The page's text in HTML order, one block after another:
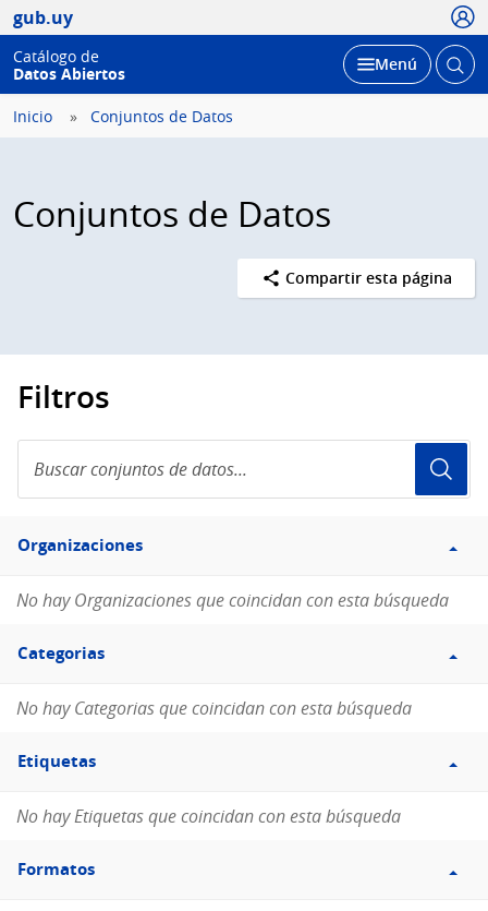
gub.uy
Catálogo de
Datos Abiertos
Desplegar
Menú Abrir
Inicio Conjuntos de Datos
Conjuntos de Datos
Compartir esta página
Filtros
conjuntos
de
Filtro
Organizaciones
Organizaciones
No hay Organizaciones que coincidan con esta búsqueda
Filtro
Categorias
Categorias
No hay Categorias que coincidan con esta búsqueda
Filtro
Etiquetas
Etiquetas
No hay Etiquetas que coincidan con esta búsqueda
Filtro
Formatos
Formatos